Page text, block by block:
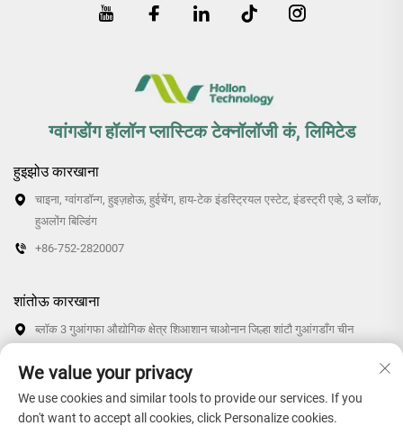
ग्वांगडोंग हॉलॉन प्लास्टिक टेक्नॉलॉजी कं, लिमिटेड
हुइझोउ कारखाना
चाइना, ग्वांगडॉन्ग, हुइज़होऊ, हुईचेंग, हाय-टेक इंडस्ट्रियल एस्टेट, इंडस्ट्री एव्हे, 3 ब्लॉक,
हुअलोंग बिल्डिंग
+86-752-2820007
शांतोऊ कारखाना
ब्लॉक 3 गुआंगफा औद्योगिक क्षेत्र शिआशान चाओनान जिल्हा शांटौ गुआंगडॉंग चीन
We value your privacy
We use cookies and similar tools to provide our services. If you
don't want to accept all cookies, click Personalize cookies.